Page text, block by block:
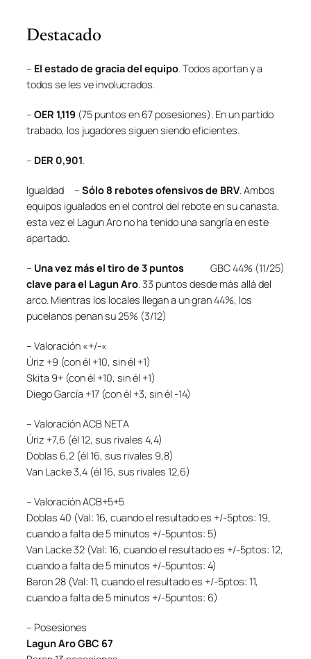
Destacado
– El estado de gracia del equipo. Todos aportan y a
todos se les ve involucrados.
– OER 1,119 (75 puntos en 67 posesiones). En un partido
trabado, los jugadores siguen siendo eficientes.
– DER 0,901.
Igualdad – Sólo 8 rebotes ofensivos de BRV. Ambos
equipos igualados en el control del rebote en su canasta,
esta vez el Lagun Aro no ha tenido una sangría en este
apartado.
GBC 44% (11/25)
– Una vez más el tiro de 3 puntos
clave para el Lagun Aro. 33 puntos desde más allá del
arco. Mientras los locales llegan a un gran 44%, los
pucelanos penan su 25% (3/12)
– Valoración «+/-«
Úriz +9 (con él +10, sin él +1)
Skita 9+ (con él +10, sin él +1)
Diego García +17 (con él +3, sin él -14)
– Valoración ACB NETA
Úriz +7,6 (él 12, sus rivales 4,4)
Doblas 6,2 (él 16, sus rivales 9,8)
Van Lacke 3,4 (él 16, sus rivales 12,6)
– Valoración ACB+5+5
Doblas 40 (Val: 16, cuando el resultado es +/-5ptos: 19,
cuando a falta de 5 minutos +/-5puntos: 5)
Van Lacke 32 (Val: 16, cuando el resultado es +/-5ptos: 12,
cuando a falta de 5 minutos +/-5puntos: 4)
Baron 28 (Val: 11, cuando el resultado es +/-5ptos: 11,
cuando a falta de 5 minutos +/-5puntos: 6)
– Posesiones
Lagun Aro GBC 67